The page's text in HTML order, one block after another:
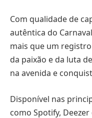
Com qualidade de
autêntica do
mais que um
da paixão e da luta
na avenida e
Disponível nas
como Spotify,